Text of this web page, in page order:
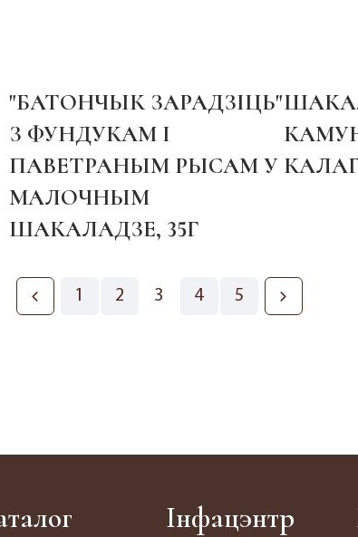
"БАТОНЧЫК ЗАРАДЗІЦЬ"
З ФУНДУКАМ І
ПАВЕТРАНЫМ РЫСАМ У
МАЛОЧНЫМ
ШАКАЛАДЗЕ, 35Г
1 2 3 4 5
Інфацэнтр